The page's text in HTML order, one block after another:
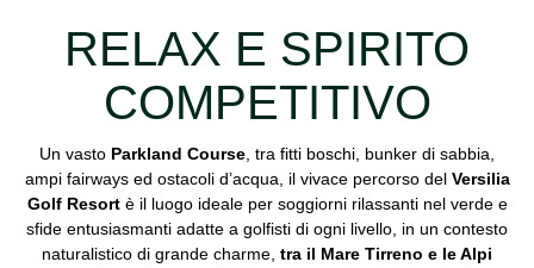
RELAX E SPIRITO
COMPETITIVO
Un vasto Parkland Course, tra fitti boschi, bunker di sabbia,
ampi fairways ed ostacoli d’acqua, il vivace percorso del Versilia
Golf Resortè il luogo ideale per soggiorni rilassanti nel verde e
sfide entusiasmanti adatte a golfisti di ogni livello, in un contesto
naturalistico di grande charme, tra il Mare Tirreno e le Alpi